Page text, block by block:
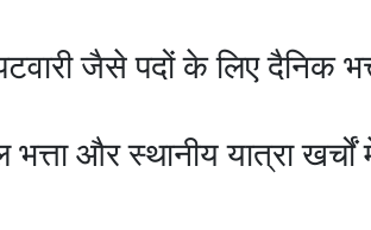
जैसे पदों के लिए दैनिक
और स्थानीय यात्रा खर्चों